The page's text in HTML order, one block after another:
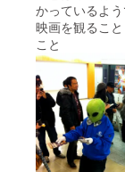
かっているよう
映画を観るこ
こと